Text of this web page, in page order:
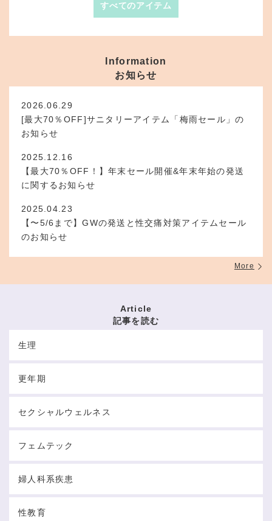
すべてのアイテム
Information
お知らせ
2026.06.29
[最大70％OFF]サニタリーアイテム「梅雨セール」の
お知らせ
2025.12.16
【最大70％OFF！】年末セール開催&年末年始の発送
に関するお知らせ
2025.04.23
【〜5/6まで】GWの発送と性交痛対策アイテムセール
のお知らせ
More
Article
記事を読む
生理
更年期
セクシャルウェルネス
フェムテック
婦人科系疾患
性教育